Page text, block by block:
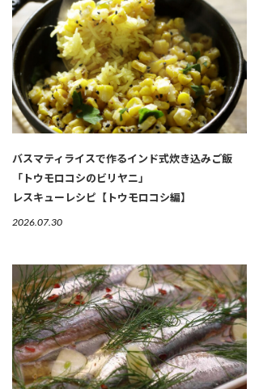
バスマティライスで作るインド式炊き込みご飯
「トウモロコシのビリヤニ」
レスキューレシピ【トウモロコシ編】
2026.07.30